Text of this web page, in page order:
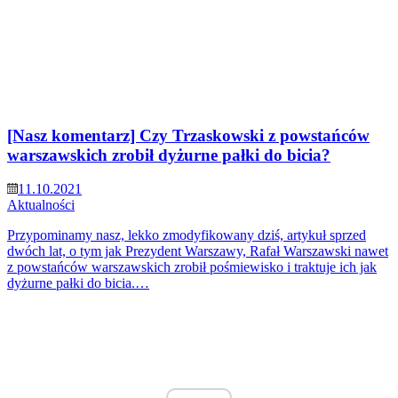
[Nasz komentarz] Czy Trzaskowski z powstańców
warszawskich zrobił dyżurne pałki do bicia?
11.10.2021
Aktualności
Przypominamy nasz, lekko zmodyfikowany dziś, artykuł sprzed
dwóch lat, o tym jak Prezydent Warszawy, Rafał Warszawski nawet
z powstańców warszawskich zrobił pośmiewisko i traktuje ich jak
dyżurne pałki do bicia.…